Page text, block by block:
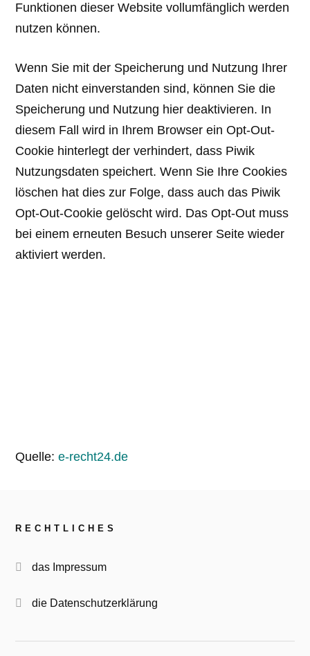
Funktionen dieser Website vollumfänglich werden
nutzen können.
Wenn Sie mit der Speicherung und Nutzung Ihrer
Daten nicht einverstanden sind, können Sie die
Speicherung und Nutzung hier deaktivieren. In
diesem Fall wird in Ihrem Browser ein Opt-Out-
Cookie hinterlegt der verhindert, dass Piwik
Nutzungsdaten speichert. Wenn Sie Ihre Cookies
löschen hat dies zur Folge, dass auch das Piwik
Opt-Out-Cookie gelöscht wird. Das Opt-Out muss
bei einem erneuten Besuch unserer Seite wieder
aktiviert werden.
Quelle:e-recht24.de
RECHTLICHES
das Impressum
die Datenschutzerklärung